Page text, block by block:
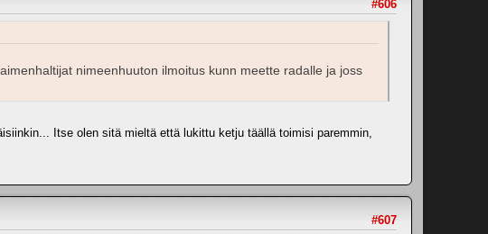
#606
nimeenhuuton ilmoitus kunn meette radalle ja joss
Itse olen sitä mieltä että lukittu ketju täällä toimisi paremmin,
#607